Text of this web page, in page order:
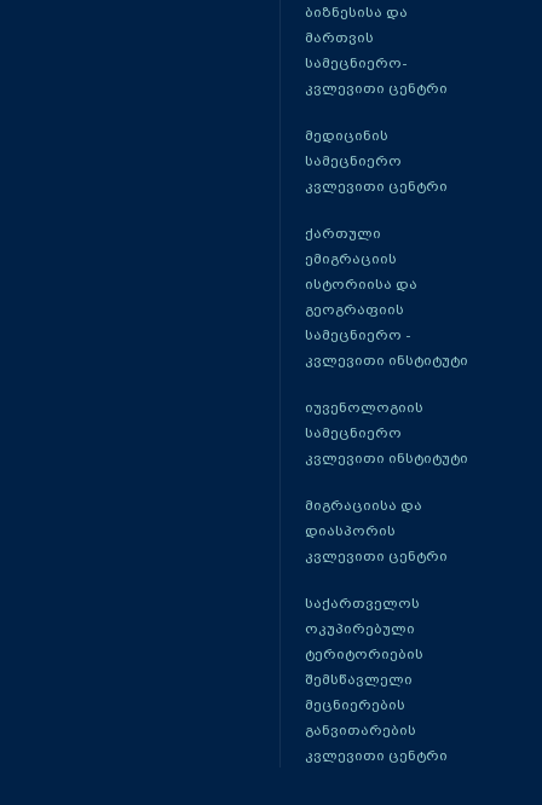
ბიზნესისა და
მართვის
სამეცნიერო-
კვლევითი ცენტრი
მედიცინის
სამეცნიერო
კვლევითი ცენტრი
ქართული
ემიგრაციის
ისტორიისა და
გეოგრაფიის
სამეცნიერო -
კვლევითი ინსტიტუტი
იუვენოლოგიის
სამეცნიერო
კვლევითი ინსტიტუტი
მიგრაციისა და
დიასპორის
კვლევითი ცენტრი
საქართველოს
ოკუპირებული
ტერიტორიების
შემსწავლელი
მეცნიერების
განვითარების
კვლევითი ცენტრი